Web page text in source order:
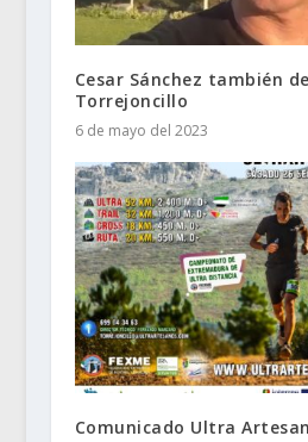
Cesar Sánchez también
Torrejoncillo
6 de mayo del 2023
Comunicado Ultra